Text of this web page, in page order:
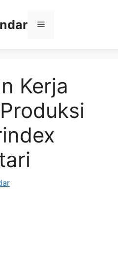
Menu
Kerja